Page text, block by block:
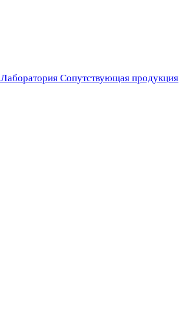
Лаборатория Сопутствующая продукция